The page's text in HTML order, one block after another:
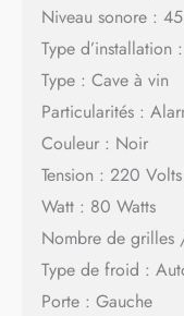
Niveau sonore :
Type d’installation
Type : Cave à vin
Particularités :
Couleur : Noir
Tension : 220
Watt : 80 Watts
Nombre de grilles
Type de froid :
Porte : Gauche